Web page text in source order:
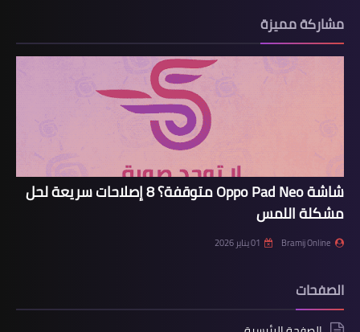
مشاركة مميزة
شاشة Oppo Pad Neo متوقفة؟ 8 إصلاحات سريعة لحل
مشكلة اللمس
Bramij Online 01 يناير 2026
الصفحات